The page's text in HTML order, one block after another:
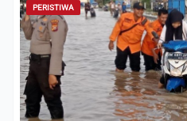
PERISTIWA